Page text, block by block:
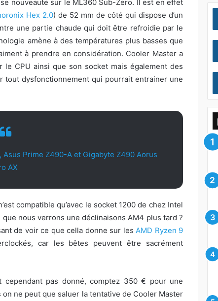
nouveauté sur le ML360 Sub-Zero. Il est en effet
Hex 2.0) de 52 mm de côté qui dispose d’un
une partie chaude qui doit être refroidie par le
amène à des températures plus basses que
à prendre en considération. Cooler Master a
CPU ainsi que son socket mais également des
tout dysfonctionnement qui pourrait entrainer une
Prime Z490-A et Gigabyte Z490 Aorus
AX
compatible qu’avec le socket 1200 de chez Intel
nous verrons une déclinaisons AM4 plus tard ?
de voir ce que cella donne sur les AMD Ryzen 9
car les bêtes peuvent être sacrément
cependant pas donné, comptez 350 € pour une
ne peut que saluer la tentative de Cooler Master